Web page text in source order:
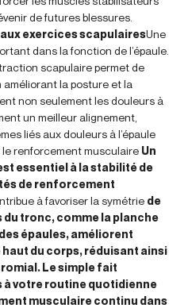
de futures blessures.
exercices scapulairesUne
dans la fonction de l’épaule.
scapulaire permet de
la posture et la
non seulement les douleurs à
un meilleur alignement,
liés aux douleurs à l’épaule
renforcement musculaire Un
essentiel à la stabilité de
de renforcement
à favoriser la symétrie de
tronc, comme la planche
épaules, améliorent
du corps, réduisant ainsi
Le simple fait
à votre routine quotidienne
musculaire continu dans